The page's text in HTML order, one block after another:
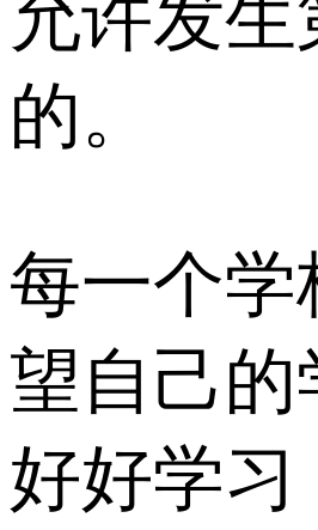
允许发生
的。
每一个学
望自己的
好好学习